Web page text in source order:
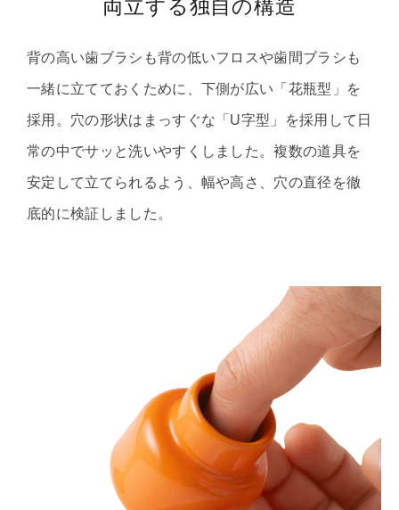
両立する独自の構造
背の高い歯ブラシも背の低いフロスや歯間ブラシも
一緒に立てておくために、下側が広い「花瓶型」を
採用。穴の形状はまっすぐな「U字型」を採用して日
常の中でサッと洗いやすくしました。複数の道具を
安定して立てられるよう、幅や高さ、穴の直径を徹
底的に検証しました。